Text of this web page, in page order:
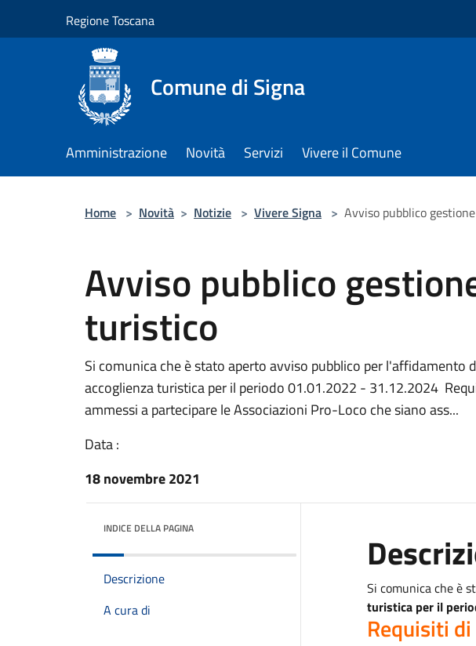
Regione Toscana
Comune di Signa
Amministrazione Novità Servizi Vivere il Comune
Home > Novità > Notizie > Vivere Signa > Avviso pubblico
Avviso pubblico
turistico
Si comunica che è stato aperto avviso pubblico per l'affidamento
accoglienza turistica per il periodo 01.01.2022 - 31.12.2024
ammessi a partecipare le Associazioni Pro-Loco che siano ass...
Data :
18 novembre 2021
INDICE DELLA PAGINA
Descrizione
A cura di
Si comunica che è
turistica per il
Requisiti